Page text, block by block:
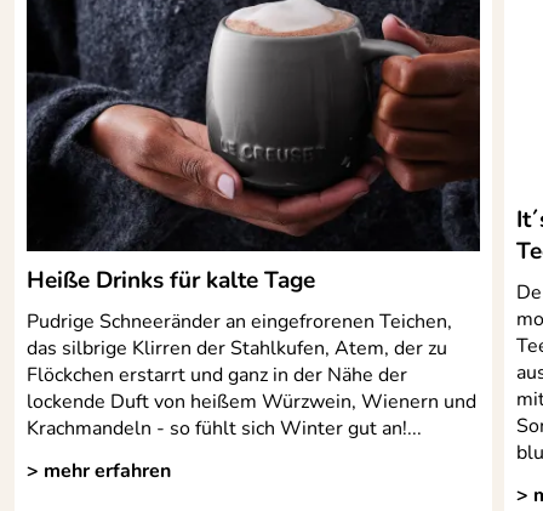
Heiße Drinks für kalte Tage
Pudrige Schneeränder an eingefrorenen Teichen,
das silbrige Klirren der Stahlkufen, Atem, der zu
Flöckchen erstarrt und ganz in der Nähe der
lockende Duft von heißem Würzwein, Wienern und
Krachmandeln - so fühlt sich Winter gut an!...
> mehr erfahren
>